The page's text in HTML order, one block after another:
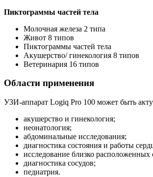
Пиктограммы частей тела
Молочная железа 2 типа
Живот 8 типов
Пиктограммы частей тела
Акушерство/ гинекология 8 типов
Ветеринария 16 типов
Области применения
УЗИ-аппарат Logiq Pro 100 может быть
акушерство и гинекология;
неонатология;
абдоминальные исследования;
диагностика состояния и работы
исследование близко расположенных
диагностика сосудов;
педиатрия.